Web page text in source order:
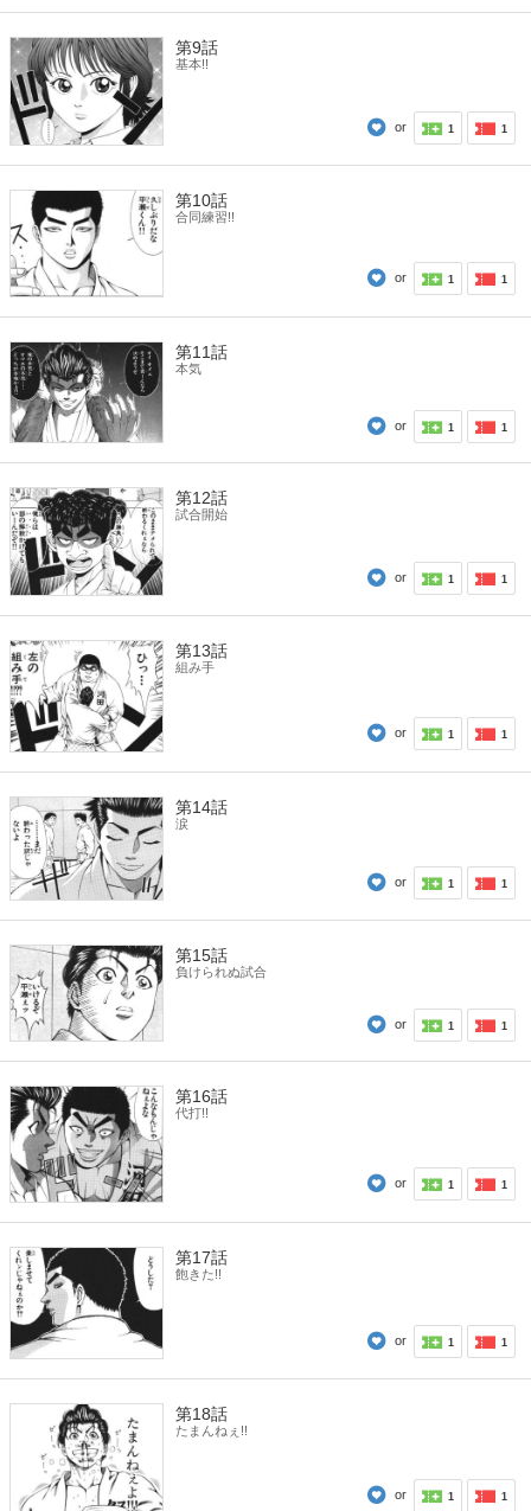
第9話
基本!!
or 1 1
第10話
合同練習!!
or 1 1
第11話
本気
or 1 1
第12話
試合開始
or 1 1
第13話
組み手
or 1 1
第14話
涙
or 1 1
第15話
負けられぬ試合
or 1 1
第16話
代打!!
or 1 1
第17話
飽きた!!
or 1 1
第18話
たまんねぇ!!
or 1 1